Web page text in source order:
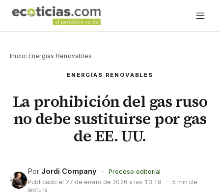
Inicio› Energías Renovables
ENERGÍAS RENOVABLES
La prohibición del gas ruso
no debe sustituirse por gas
de EE. UU.
Por Jordi Company ·
Proceso editorial
Publicado el 27 de enero de 2026 a las 13:19 ·
5 min de
lectura